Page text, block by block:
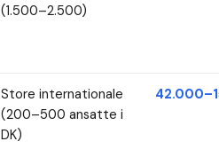
(1.500–2.500)
Store internationale
(200–500 ansatte i
DK)